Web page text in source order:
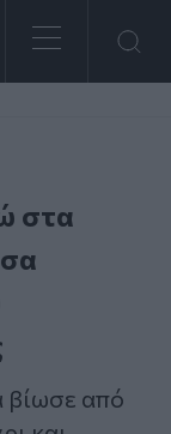
στα
βίωσε από